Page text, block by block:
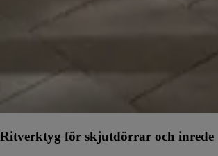
Ritverktyg för skjutdörrar och inrede